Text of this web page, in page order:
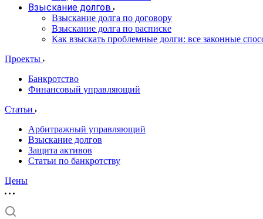
Взыскание долгов
Взыскание долга по договору
Взыскание долга по расписке
Как взыскать проблемные долги: все законные
Проекты
Банкротство
Финансовый управляющий
Статьи
Арбитражный управляющий
Взыскание долгов
Защита активов
Статьи по банкротству
Цены